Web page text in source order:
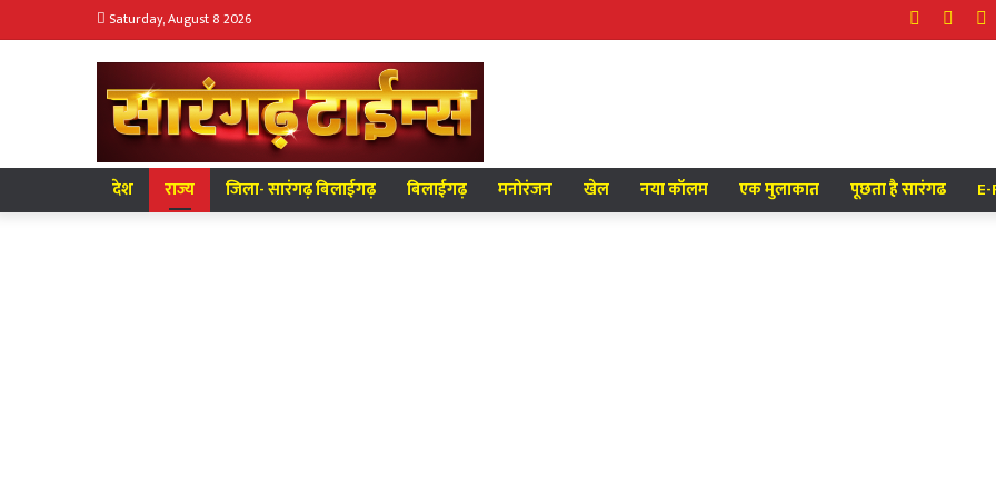
Saturday, August 8 2026 Twitter
Facebook
देश राज्य जिला- सारंगढ़ बिलाईगढ़ बिलाईगढ़ मनोरंजन खेल नया कॉलम एक मुलाकात पूछता है सारंगढ